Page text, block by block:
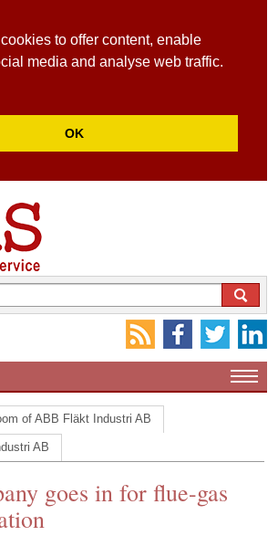
to offer content, enable
media and analyse web traffic.
OK
of ABB Fläkt Industri AB
AB
goes in for flue-gas